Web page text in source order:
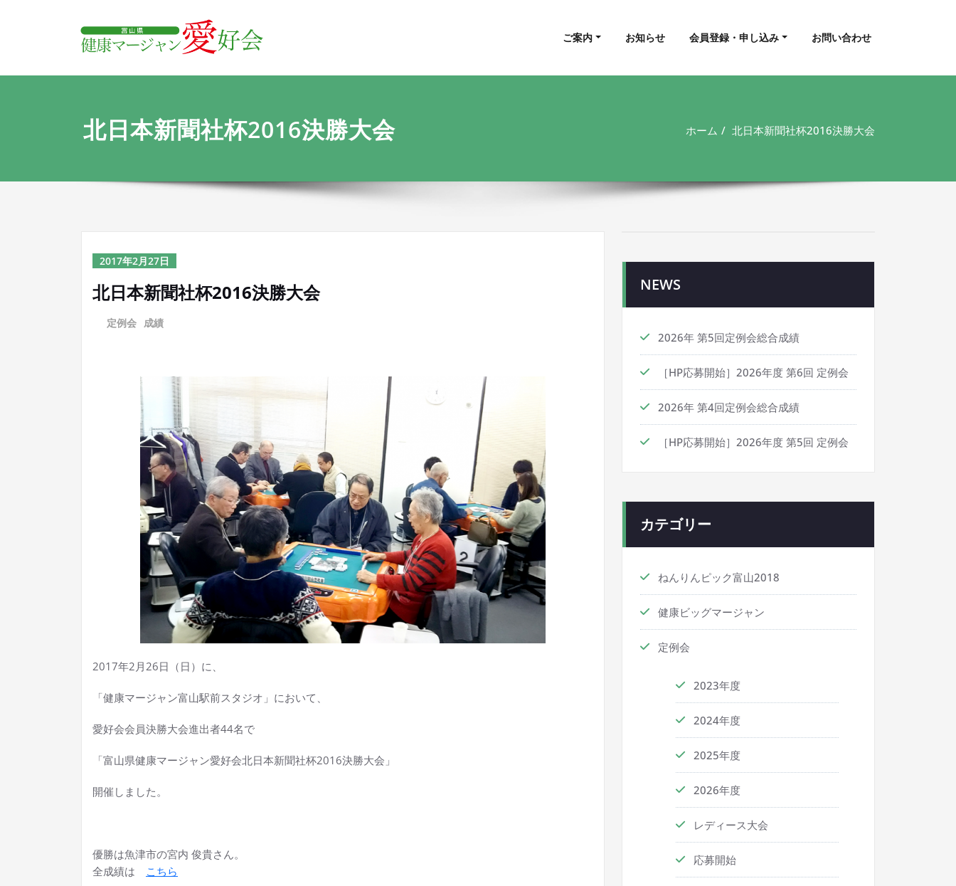
キ
富山県 健康マージャン愛好会
ご案内 お知らせ 会員登録・申し込み お問い合わせ
北日本新聞社杯2016決勝大会 ホーム 北日本新聞社杯2016決勝大会
2017年2月27日
北日本新聞社杯2016決勝大会
定例会 成績
2017年2月26日（日）に、
「健康マージャン富山駅前スタジオ」において、
愛好会会員決勝大会進出者44名で
「富山県健康マージャン愛好会北日本新聞社杯2016決勝大会」
開催しました。
優勝は魚津市の宮内 俊貴さん。
全成績は こちら
NEWS
2026年 第5回定例会総合成績
［HP応募開始］2026年度 第6回 定例会
2026年 第4回定例会総合成績
［HP応募開始］2026年度 第5回 定例会
カテゴリー
ねんりんピック富山2018
健康ビッグマージャン
定例会
2023年度
2024年度
2025年度
2026年度
レディース大会
応募開始